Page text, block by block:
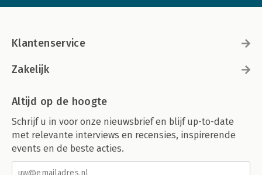
Klantenservice
Zakelijk
Altijd op de hoogte
Schrijf u in voor onze nieuwsbrief en blijf up-to-date
met relevante interviews en recensies, inspirerende
events en de beste acties.